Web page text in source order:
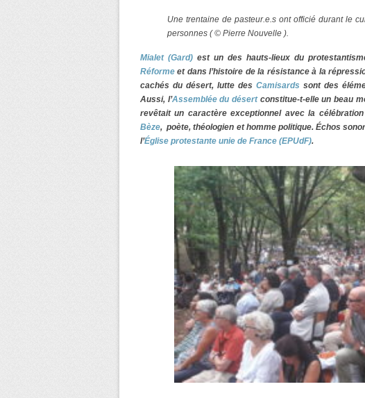
Une trentaine de pasteur.e.s ont officié durant le
personnes ( © Pierre Nouvelle ).
Mialet (Gard) est un des hauts-lieux du
Réforme et dans l’histoire de la résistance à la
cachés du désert, lutte des Camisards sont des
Aussi, l’Assemblée du désertconstitue-t-elle un beau
revêtait un caractère exceptionnel avec la
Bèze, poète, théologien et homme politique. Échos
l’Église protestante unie de France (EPUdF).